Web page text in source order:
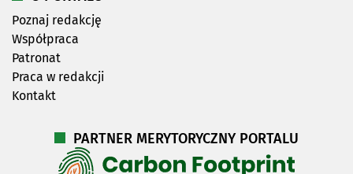
Poznaj redakcję
Współpraca
Patronat
Praca w redakcji
Kontakt
PARTNER MERYTORYCZNY PORTALU